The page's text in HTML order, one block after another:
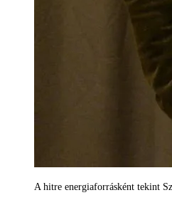
A hitre energiaforrásként tekint